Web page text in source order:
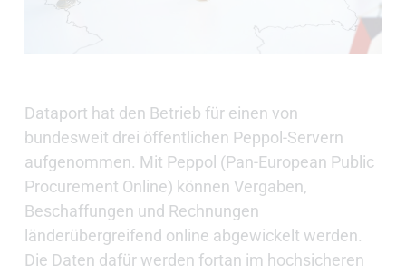
Dataport hat den Betrieb für einen von
bundesweit drei öffentlichen Peppol-Servern
aufgenommen. Mit Peppol (Pan-European Public
Procurement Online) können Vergaben,
Beschaffungen und Rechnungen
länderübergreifend online abgewickelt werden.
Die Daten dafür werden fortan im hochsicheren